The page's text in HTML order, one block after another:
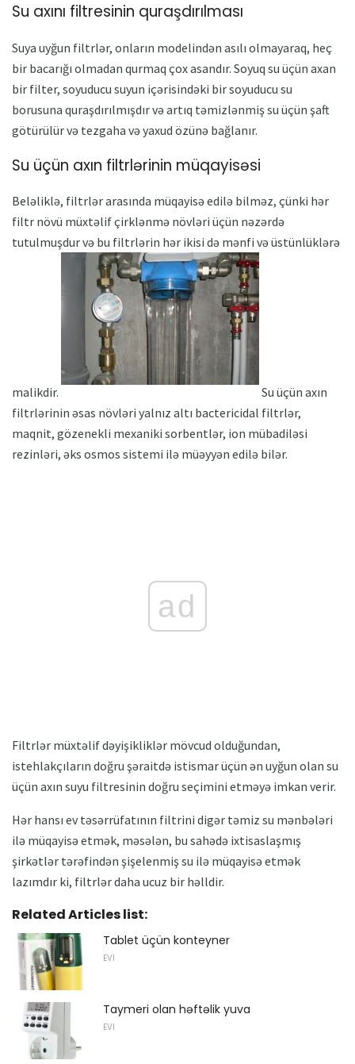
Su axını filtresinin quraşdırılması
Suya uyğun filtrlər, onların modelindən asılı olmayaraq, heç
bir bacarığı olmadan qurmaq çox asandır. Soyuq su üçün axan
bir filter, soyuducu suyun içərisindəki bir soyuducu su
borusuna quraşdırılmışdır və artıq təmizlənmiş su üçün şaft
götürülür və tezgaha və yaxud özünə bağlanır.
Su üçün axın filtrlərinin müqayisəsi
Beləliklə, filtrlər arasında müqayisə edilə bilməz, çünki hər
filtr növü müxtəlif çirklənmə növləri üçün nəzərdə
tutulmuşdur və bu filtrlərin hər ikisi də mənfi və üstünlüklərə
malikdir.
Su üçün axın
filtrlərinin əsas növləri yalnız altı bactericidal filtrlər,
maqnit, gözenekli mexaniki sorbentlər, ion mübadiləsi
rezinləri, əks osmos sistemi ilə müəyyən edilə bilər.
ad
Filtrlər müxtəlif dəyişikliklər mövcud olduğundan,
istehlakçıların doğru şəraitdə istismar üçün ən uyğun olan su
üçün axın suyu filtresinin doğru seçimini etməyə imkan verir.
Hər hansı ev təsərrüfatının filtrini digər təmiz su mənbələri
ilə müqayisə etmək, məsələn, bu sahədə ixtisaslaşmış
şirkətlər tərəfindən şişelenmiş su ilə müqayisə etmək
lazımdır ki, filtrlər daha ucuz bir həlldir.
Related Articles list:
Tablet üçün konteyner
EVI
Taymeri olan həftəlik yuva
EVI